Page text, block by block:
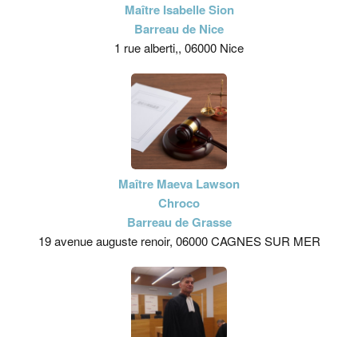
Maître Isabelle Sion
Barreau de Nice
1 rue alberti,, 06000 Nice
Maître Maeva Lawson
Chroco
Barreau de Grasse
19 avenue auguste renoir, 06000 CAGNES SUR MER